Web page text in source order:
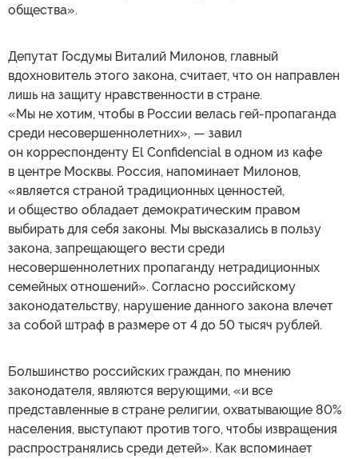
общества».
Депутат Госдумы Виталий Милонов, главный
вдохновитель этого закона, считает, что он направлен
лишь на защиту нравственности в стране.
«Мы не хотим, чтобы в России велась гей-пропаганда
среди несовершеннолетних», — завил
он корреспонденту El Confidencial в одном из кафе
в центре Москвы. Россия, напоминает Милонов,
«является страной традиционных ценностей,
и общество обладает демократическим правом
выбирать для себя законы. Мы высказались в пользу
закона, запрещающего вести среди
несовершеннолетних пропаганду нетрадиционных
семейных отношений». Согласно российскому
законодательству, нарушение данного закона влечет
за собой штраф в размере от 4 до 50 тысяч рублей.
Большинство российских граждан, по мнению
законодателя, являются верующими, «и все
представленные в стране религии, охватывающие 80%
населения, выступают против того, чтобы извращения
распространялись среди детей». Как вспоминает